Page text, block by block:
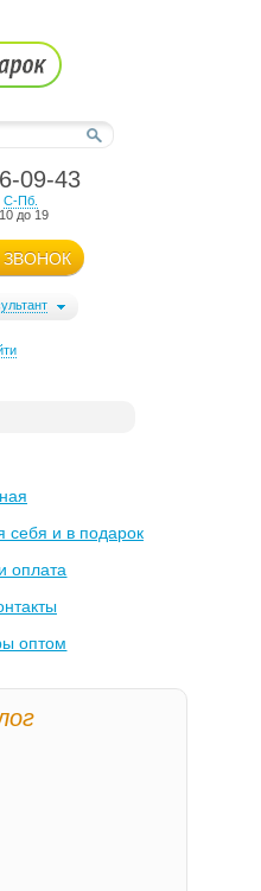
09-43
,С-Пб.
до 19
ЗВОНОК
себя и в подарок
оплата
оптом